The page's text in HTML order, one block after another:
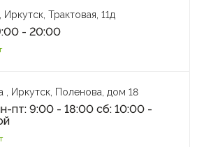
Трактовая, 11д
- 20:00
Иркутск, Поленова, дом 18
пт: 9:00 - 18:00 сб: 10:00 -